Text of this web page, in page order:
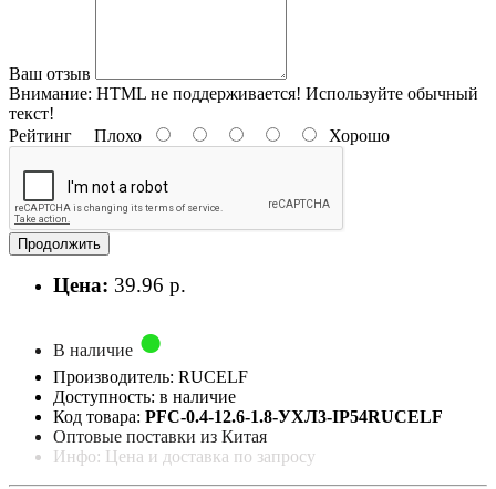
Ваш отзыв
Внимание: HTML не поддерживается! Используйте обычный
текст!
Рейтинг Плохо Хорошо
Продолжить
Цена: 39.96 р.
В наличие
Производитель: RUCELF
Доступность: в наличие
Код товара: PFC-0.4-12.6-1.8-УХЛ3-IP54RUCELF
Оптовые поставки из Китая
Инфо: Цена и доставка по запросу